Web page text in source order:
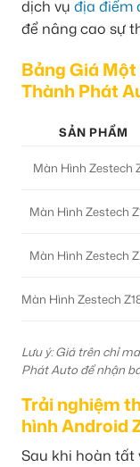
dịch vụ địa điểm
để nâng cao sự
Bảng Giá
Thành Phát
SẢN PHẨM
Màn Hình Zestech
Màn Hình Zestech
Màn Hình Zestech
Màn Hình Zestech
Lưu ý: Giá trên chỉ
Phát Auto để nhận
Trải nghiệm
hình Android
Sau khi hoàn tất